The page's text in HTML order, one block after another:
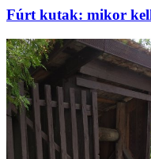
Fúrt kutak: mikor kell